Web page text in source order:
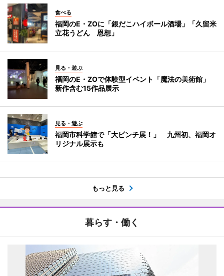
食べる
福岡のE・ZOに「銀だこハイボール酒場」「久留米
立花うどん 恩想」
見る・遊ぶ
福岡のE・ZOで体験型イベント「魔法の美術館」
新作含む15作品展示
見る・遊ぶ
福岡市科学館で「大ピンチ展！」 九州初、福岡オ
リジナル展示も
もっと見る
暮らす・働く